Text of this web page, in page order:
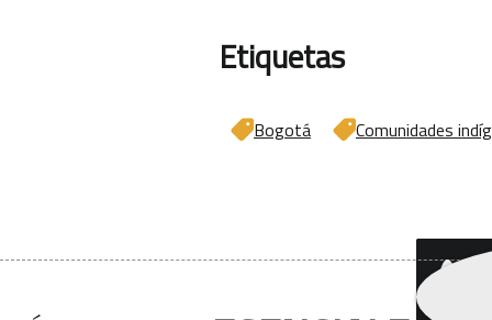
Etiquetas
Bogotá Comunidades